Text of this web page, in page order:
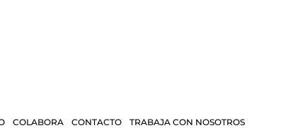
COLABORA CONTACTO TRABAJA CON NOSOTROS